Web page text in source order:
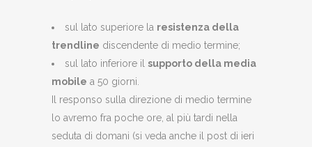
sul lato superiore la resistenza della
trendline discendente di medio termine;
sul lato inferiore il supporto della media
mobile a 50 giorni.
Il responso sulla direzione di medio termine
lo avremo fra poche ore, al più tardi nella
seduta di domani (si veda anche il post di ieri